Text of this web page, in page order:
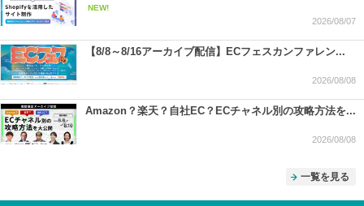
NEW!
2026/08/07
【8/8～8/16アーカイブ配信】ECフェスカンファレン...
2026/08/08
Amazon？楽天？自社EC？ECチャネル別の攻略方法を...
2026/08/08
一覧を見る